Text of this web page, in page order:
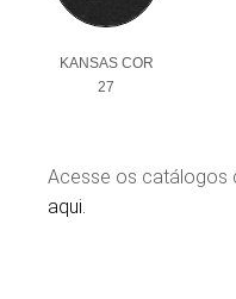
KANSAS COR
27
Acesse os catálogos
aqui.